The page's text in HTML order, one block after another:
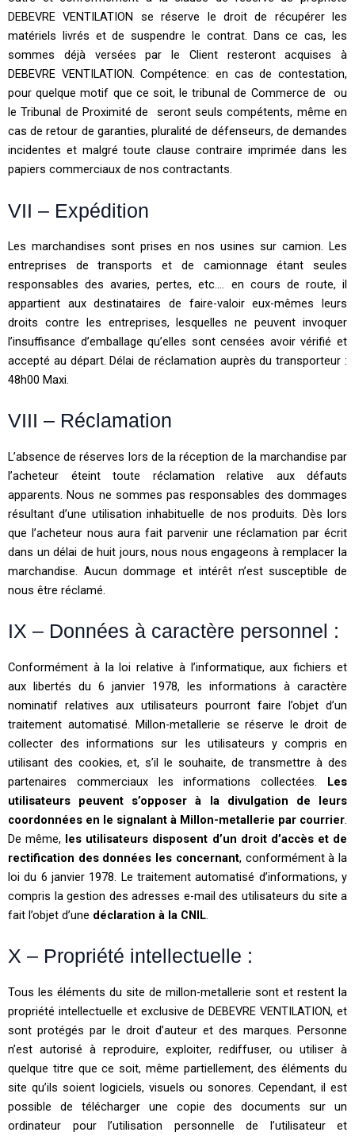
DEBEVRE VENTILATION se réserve le droit de récupérer les
matériels livrés et de suspendre le contrat. Dans ce cas, les
sommes déjà versées par le Client resteront acquises à
DEBEVRE VENTILATION. Compétence: en cas de contestation,
pour quelque motif que ce soit, le tribunal de Commerce de ou
le Tribunal de Proximité de seront seuls compétents, même en
cas de retour de garanties, pluralité de défenseurs, de demandes
incidentes et malgré toute clause contraire imprimée dans les
papiers commerciaux de nos contractants.
VII – Expédition
Les marchandises sont prises en nos usines sur camion. Les
entreprises de transports et de camionnage étant seules
responsables des avaries, pertes, etc.… en cours de route, il
appartient aux destinataires de faire-valoir eux-mêmes leurs
droits contre les entreprises, lesquelles ne peuvent invoquer
l’insuffisance d’emballage qu’elles sont censées avoir vérifié et
accepté au départ. Délai de réclamation auprès du transporteur :
48h00 Maxi.
VIII – Réclamation
L’absence de réserves lors de la réception de la marchandise par
l’acheteur éteint toute réclamation relative aux défauts
apparents. Nous ne sommes pas responsables des dommages
résultant d’une utilisation inhabituelle de nos produits. Dès lors
que l’acheteur nous aura fait parvenir une réclamation par écrit
dans un délai de huit jours, nous nous engageons à remplacer la
marchandise. Aucun dommage et intérêt n’est susceptible de
nous être réclamé.
IX – Données à caractère personnel :
Conformément à la loi relative à l’informatique, aux fichiers et
aux libertés du 6 janvier 1978, les informations à caractère
nominatif relatives aux utilisateurs pourront faire l’objet d’un
traitement automatisé. Millon-metallerie se réserve le droit de
collecter des informations sur les utilisateurs y compris en
utilisant des cookies, et, s’il le souhaite, de transmettre à des
partenaires commerciaux les informations collectées. Les
utilisateurs peuvent s’opposer à la divulgation de leurs
coordonnées en le signalant à Millon-metallerie par courrier.
De même, les utilisateurs disposent d’un droit d’accès et de
rectification des données les concernant, conformément à la
loi du 6 janvier 1978. Le traitement automatisé d’informations, y
compris la gestion des adresses e-mail des utilisateurs du site a
fait l’objet d’une déclaration à la CNIL.
X – Propriété intellectuelle :
Tous les éléments du site de millon-metallerie sont et restent la
propriété intellectuelle et exclusive de DEBEVRE VENTILATION, et
sont protégés par le droit d’auteur et des marques. Personne
n’est autorisé à reproduire, exploiter, rediffuser, ou utiliser à
quelque titre que ce soit, même partiellement, des éléments du
site qu’ils soient logiciels, visuels ou sonores. Cependant, il est
possible de télécharger une copie des documents sur un
ordinateur pour l’utilisation personnelle de l’utilisateur et